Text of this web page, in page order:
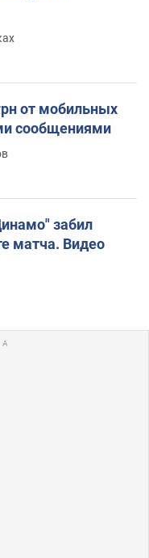
от мобильных
сообщениями
забил
матча. Видео